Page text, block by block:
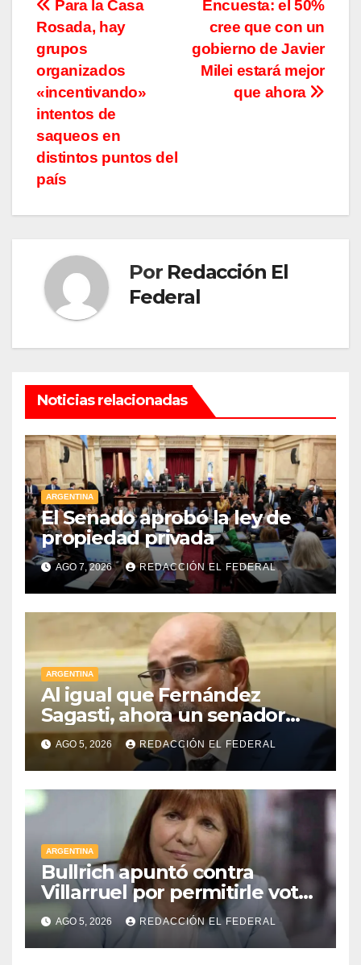
Navegación
de
entradas
Encuesta: el 50%
cree que con un
gobierno de Javier
Milei estará mejor
que ahora
Para la Casa
Rosada, hay
grupos
organizados
«incentivando»
intentos de
saqueos en
distintos puntos del
país
Por Redacción El
Federal
Noticias relacionadas
ARGENTINA
El Senado aprobó la ley de
propiedad privada
AGO 7, 2026 REDACCIÓN EL FEDERAL
ARGENTINA
Al igual que Fernández
Sagasti, ahora un senador
radical pidió votar en forma
remota
AGO 5, 2026 REDACCIÓN EL FEDERAL
ARGENTINA
Bullrich apuntó contra
Villarruel por permitirle votar
a distancia a una senadora
kirchnerista: “Es un
mamarracho”
AGO 5, 2026 REDACCIÓN EL FEDERAL